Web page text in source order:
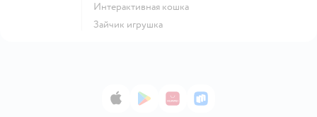
Интерактивная кошка
Зайчик игрушка
App StoreGoogle Play
AppGallery
RuStore